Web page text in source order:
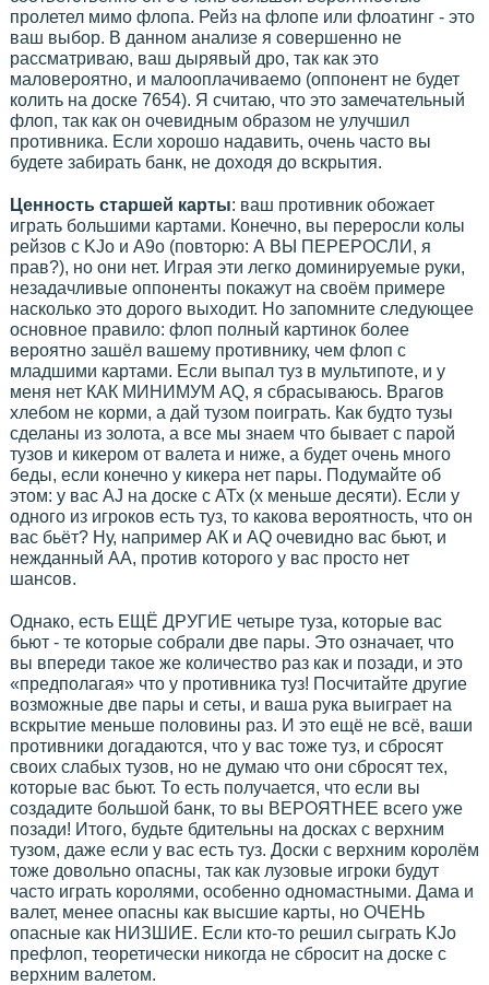
пролетел мимо флопа. Рейз на флопе или флоатинг - это
ваш выбор. В данном анализе я совершенно не
рассматриваю, ваш дырявый дро, так как это
маловероятно, и малооплачиваемо (оппонент не будет
колить на доске 7654). Я считаю, что это замечательный
флоп, так как он очевидным образом не улучшил
противника. Если хорошо надавить, очень часто вы
будете забирать банк, не доходя до вскрытия.
Ценность старшей карты: ваш противник обожает
играть большими картами. Конечно, вы переросли колы
рейзов с KJo и A9o (повторю: А ВЫ ПЕРЕРОСЛИ, я
прав?), но они нет. Играя эти легко доминируемые руки,
незадачливые оппоненты покажут на своём примере
насколько это дорого выходит. Но запомните следующее
основное правило: флоп полный картинок более
вероятно зашёл вашему противнику, чем флоп с
младшими картами. Если выпал туз в мультипоте, и у
меня нет КАК МИНИМУМ AQ, я сбрасываюсь. Врагов
хлебом не корми, а дай тузом поиграть. Как будто тузы
сделаны из золота, а все мы знаем что бывает с парой
тузов и кикером от валета и ниже, а будет очень много
беды, если конечно у кикера нет пары. Подумайте об
этом: у вас AJ на доске с АТх (х меньше десяти). Если у
одного из игроков есть туз, то какова вероятность, что он
вас бьёт? Ну, например АК и AQ очевидно вас бьют, и
нежданный АА, против которого у вас просто нет
шансов.
Однако, есть ЕЩЁ ДРУГИЕ четыре туза, которые вас
бьют - те которые собрали две пары. Это означает, что
вы впереди такое же количество раз как и позади, и это
«предполагая» что у противника туз! Посчитайте другие
возможные две пары и сеты, и ваша рука выиграет на
вскрытие меньше половины раз. И это ещё не всё, ваши
противники догадаются, что у вас тоже туз, и сбросят
своих слабых тузов, но не думаю что они сбросят тех,
которые вас бьют. То есть получается, что если вы
создадите большой банк, то вы ВЕРОЯТНЕЕ всего уже
позади! Итого, будьте бдительны на досках с верхним
тузом, даже если у вас есть туз. Доски с верхним королём
тоже довольно опасны, так как лузовые игроки будут
часто играть королями, особенно одномастными. Дама и
валет, менее опасны как высшие карты, но ОЧЕНЬ
опасные как НИЗШИЕ. Если кто-то решил сыграть KJо
префлоп, теоретически никогда не сбросит на доске с
верхним валетом.